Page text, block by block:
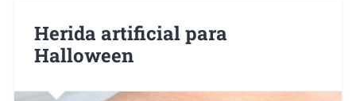
Herida artificial para
Halloween